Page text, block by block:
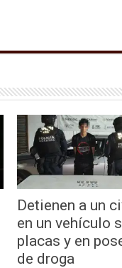
Detienen a un
en un vehículo
placas y en
de droga